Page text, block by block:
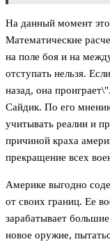
На данный момент это
Математические
на поле боя и на
отступать нельзя.
назад, она
Сайдик. По его
учитывать реалии и
причиной краха
прекращение всех
Америке выгодно
от своих границ. Ее
зарабатывает
новое оружие,